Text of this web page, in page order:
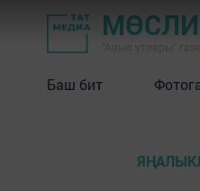
Баш бит